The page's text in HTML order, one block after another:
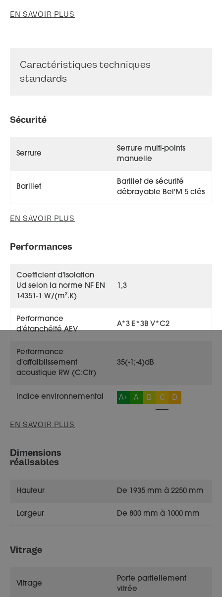
Caractéristiques techniques
standards
Sécurité
Serrure
Serrure multi-points
manuelle
Barillet
Barillet de sécurité
débrayable Bel'M 5 clés
EN SAVOIR PLUS
Performances
Coefficient d'isolation
Ud selon la norme NF EN
14351-1 W/(m².K)
1,3
Performance
d'étanchéité AEV
A*3 E*3B V*C2
Performance
d'affaiblissement
acoustique RW (C:Ctr)
35(-1;-4)dB
Indice environnemental A+ A B C D
EN SAVOIR PLUS
Dimensions
réalisables
Hauteur De 1935 mm à 2250 mm
Largeur De 800 mm à 1000 mm
Vitrage
Vitrage
Porte partiellement
vitrée
EN SAVOIR PLUS